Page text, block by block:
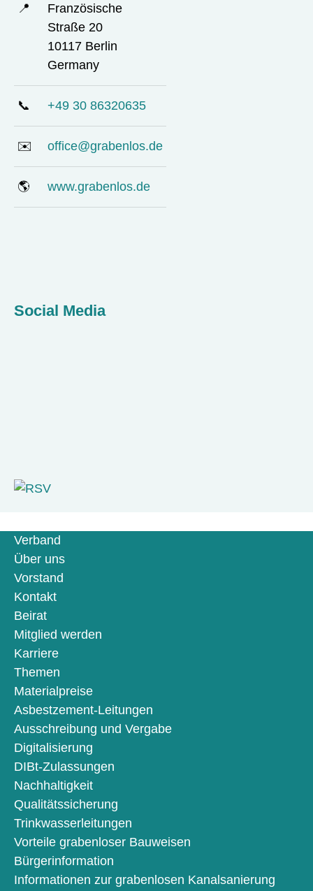
📍
Französische
Straße 20
10117 Berlin
Germany
📞 +49 30 86320635
✉️ office@grabenlos.de
🌎 www.grabenlos.de
Social Media
Verband
Über uns
Vorstand
Kontakt
Beirat
Mitglied werden
Karriere
Themen
Materialpreise
Asbestzement-Leitungen
Ausschreibung und Vergabe
Digitalisierung
DIBt-Zulassungen
Nachhaltigkeit
Qualitätssicherung
Trinkwasserleitungen
Vorteile grabenloser Bauweisen
Bürgerinformation
Informationen zur grabenlosen Kanalsanierung